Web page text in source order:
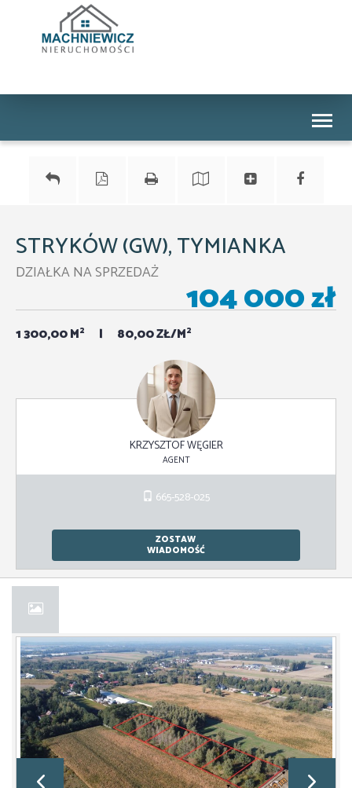
Toggle
STRYKÓW (GW), TYMIANKA
DZIAŁKA NA SPRZEDAŻ
1 300,00 M2 80,00 ZŁ/M2
104 000 zł
KRZYSZTOF WĘGIER
AGENT
665-528-025
ZOSTAW
WIADOMOŚĆ